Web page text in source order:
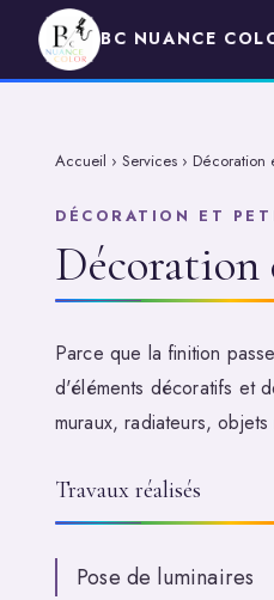
BC NUANCE
Accueil › Services › Décoration
DÉCORATION ET
Décoration
Parce que la finition
d'éléments décoratifs et
muraux, radiateurs,
Travaux réalisés
Pose de luminaires